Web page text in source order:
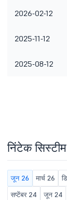
2026-02-12
2025-11-12
2025-08-12
निंटेक
जून 26 मार्च 26
सप्टेंबर 24
जून 24